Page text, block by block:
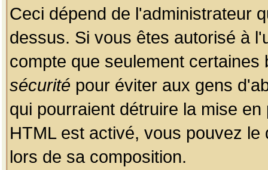
Ceci dépend de l'administrateur
dessus. Si vous êtes autorisé à
compte que seulement
sécurité pour éviter aux gens
qui pourraient détruire la mise
HTML est activé, vous pouvez
lors de sa composition.